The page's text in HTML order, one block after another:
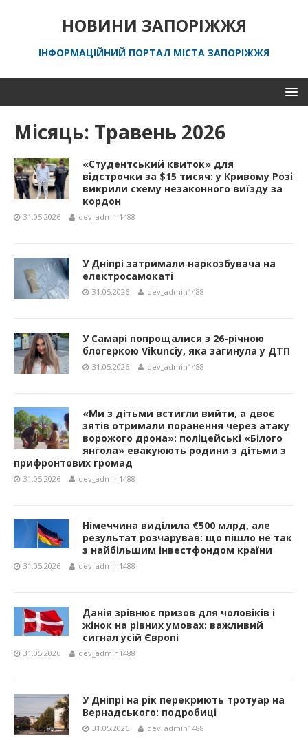
НОВИНИ ЗАПОРІЖЖЯ
ІНФОРМАЦІЙНИЙ ПОРТАЛ МІСТА ЗАПОРІЖЖЯ
Місяць: Травень 2026
«Студентський квиток» для
відстрочки за $15 тисяч: у Кривому Розі
викрили схему незаконного виїзду за
кордон
31.05.2026 dev_admin1488
У Дніпрі затримали наркозбувача на
електросамокаті
31.05.2026 dev_admin1488
У Самарі попрощалися з 26-річною
блогеркою Vikunciy, яка загинула у ДТП
31.05.2026 dev_admin1488
«Ми з дітьми встигли вийти, а двоє
зятів отримали поранення через атаку
ворожого дрона»: поліцейські «Білого
янгола» евакуюють родини з дітьми з
прифронтових громад
31.05.2026 dev_admin1488
Німеччина виділила €500 млрд, але
результат розчарував: що пішло не так
з найбільшим інвестфондом країни
31.05.2026 dev_admin1488
Данія зрівнює призов для чоловіків і
жінок на рівних умовах: важливий
сигнал усій Європі
31.05.2026 dev_admin1488
У Дніпрі на рік перекриють тротуар на
Вернадського: подробиці
31.05.2026 dev_admin1488